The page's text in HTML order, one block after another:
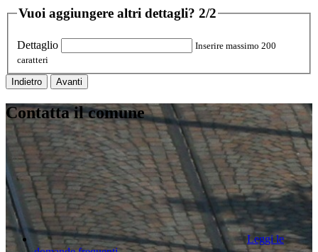
Vuoi aggiungere altri dettagli? 2/2
Dettaglio
Inserire massimo 200
caratteri
Indietro Avanti
Contatta il comune
Leggi le